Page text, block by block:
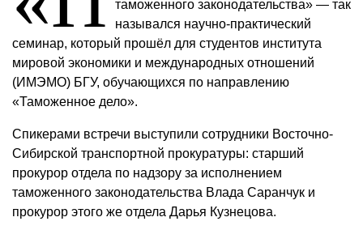
таможенного законодательства» — так
назывался научно-практический
семинар, который прошёл для студентов института
мировой экономики и международных отношений
(ИМЭМО) БГУ, обучающихся по направлению
«Таможенное дело».
Спикерами встречи выступили сотрудники Восточно-
Сибирской транспортной прокуратуры: старший
прокурор отдела по надзору за исполнением
таможенного законодательства Влада Саранчук и
прокурор этого же отдела Дарья Кузнецова.